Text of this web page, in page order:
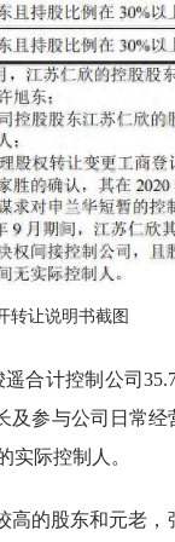
转让说明书截图
合计控制公司
及参与公司日常
实际控制人。
高的股东和元老